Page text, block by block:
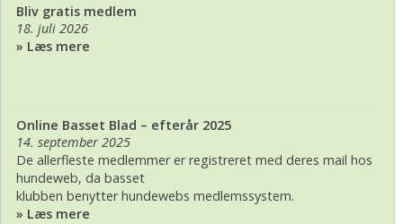
Bliv gratis medlem
18. juli 2026
» Læs mere
Online Basset Blad – efterår 2025
14. september 2025
De allerfleste medlemmer er registreret med deres mail hos
hundeweb, da basset
klubben benytter hundewebs medlemssystem.
» Læs mere